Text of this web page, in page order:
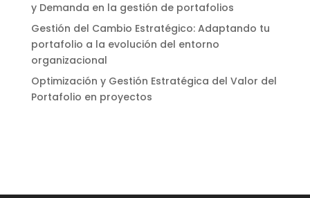
y Demanda en la gestión de portafolios
Gestión del Cambio Estratégico: Adaptando tu
portafolio a la evolución del entorno
organizacional
Optimización y Gestión Estratégica del Valor del
Portafolio en proyectos